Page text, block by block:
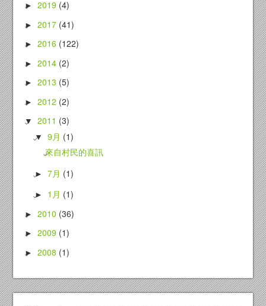
►2019 (4)
►2017 (41)
►2016 (122)
►2014 (2)
►2013 (5)
►2012 (2)
▼ 2011 (3)
▼ 9月 (1)
來自村民的喜訊
►7月 (1)
► 1月 (1)
►2010 (36)
►2009 (1)
►2008 (1)